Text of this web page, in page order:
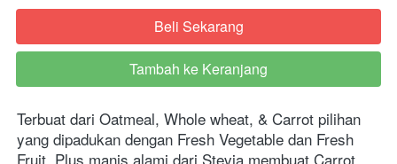
`Beli Sekarang
`
Tambah ke Keranjang
Terbuat dari Oatmeal, Whole wheat, & Carrot pilihan
yang dipadukan dengan Fresh Vegetable dan Fresh
Fruit. Plus manis alami dari Stevia membuat Carrot